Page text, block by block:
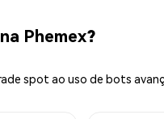
Phemex?
spot ao uso de bots